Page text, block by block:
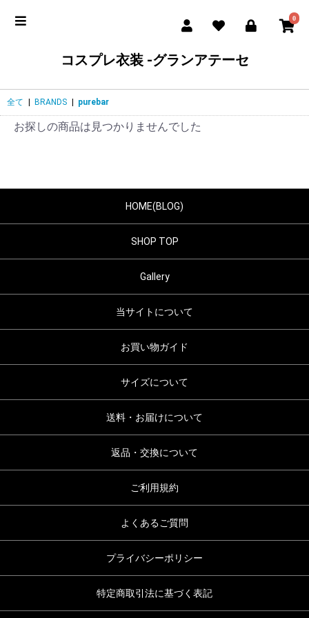
0
コスプレ衣装 -グランアテーセ
全て BRANDS purebar
お探しの商品は見つかりませんでした
HOME(BLOG)
SHOP TOP
Gallery
当サイトについて
お買い物ガイド
サイズについて
送料・お届けについて
返品・交換について
ご利用規約
よくあるご質問
プライバシーポリシー
特定商取引法に基づく表記